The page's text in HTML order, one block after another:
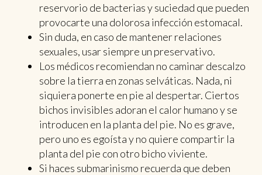
reservorio de bacterias y suciedad que pueden
provocarte una dolorosa infección estomacal.
Sin duda, en caso de mantener relaciones
sexuales, usar siempre un preservativo.
Los médicos recomiendan no caminar descalzo
sobre la tierra en zonas selváticas. Nada, ni
siquiera ponerte en pie al despertar. Ciertos
bichos invisibles adoran el calor humano y se
introducen en la planta del pie. No es grave,
pero uno es egoísta y no quiere compartir la
planta del pie con otro bicho viviente.
Si haces submarinismo recuerda que deben